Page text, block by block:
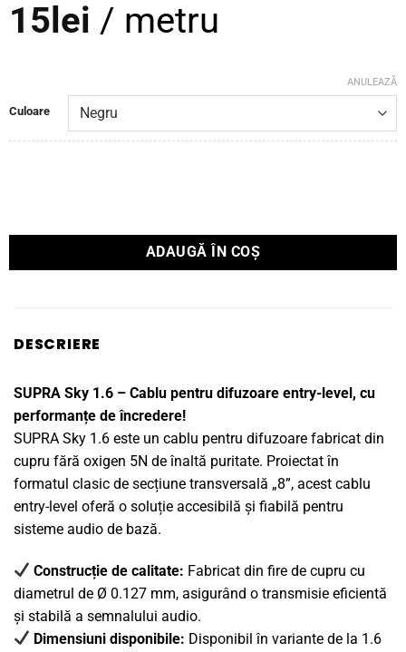
15 lei / metru
Culoare
ANULEAZĂ
ADAUGĂ ÎN COȘ
DESCRIERE
SUPRA Sky 1.6 – Cablu pentru difuzoare entry-level, cu
performanțe de încredere!
SUPRA Sky 1.6 este un cablu pentru difuzoare fabricat din
cupru fără oxigen 5N de înaltă puritate. Proiectat în
formatul clasic de secțiune transversală „8”, acest cablu
entry-level oferă o soluție accesibilă și fiabilă pentru
sisteme audio de bază.
Construcție de calitate: Fabricat din fire de cupru cu
diametrul de Ø 0.127 mm, asigurând o transmisie eficientă
și stabilă a semnalului audio.
Dimensiuni disponibile: Disponibil în variante de la 1.6